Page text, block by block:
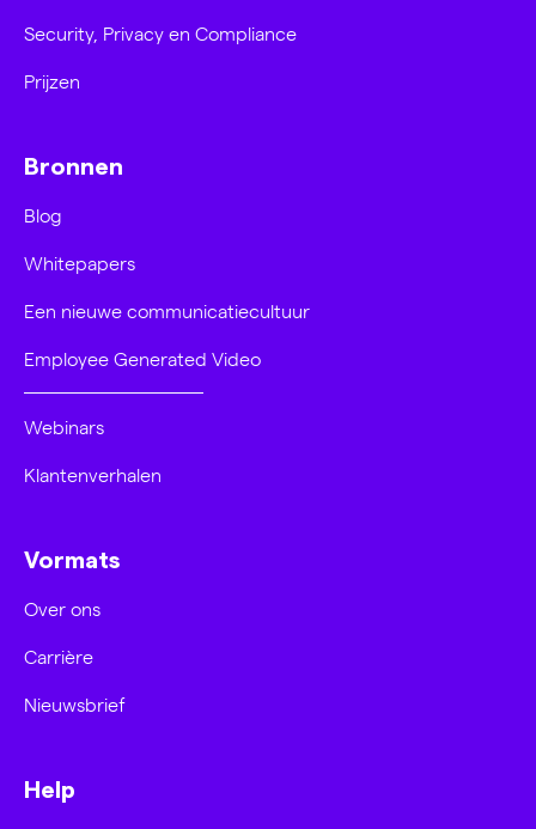
Security, Privacy en Compliance
Prijzen
Bronnen
Blog
Whitepapers
Een nieuwe communicatiecultuur
Employee Generated Video
Webinars
Klantenverhalen
Vormats
Over ons
Carrière
Nieuwsbrief
Help